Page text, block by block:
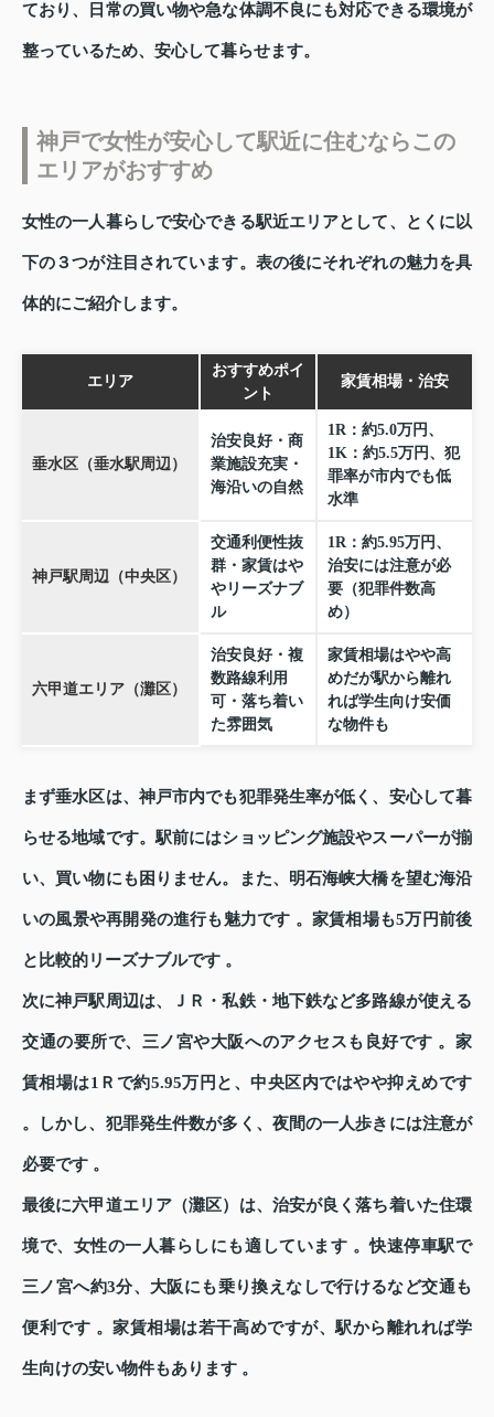
ており、日常の買い物や急な体調不良にも対応できる環境が
整っているため、安心して暮らせます。
神戸で女性が安心して駅近に住むならこの
エリアがおすすめ
女性の一人暮らしで安心できる駅近エリアとして、とくに以
下の３つが注目されています。表の後にそれぞれの魅力を具
体的にご紹介します。
エリア
おすすめポイ
ント
家賃相場・治安
垂水区（垂水駅周辺）
治安良好・商
業施設充実・
海沿いの自然
1R：約5.0万円、
1K：約5.5万円、犯
罪率が市内でも低
水準
神戸駅周辺（中央区）
交通利便性抜
群・家賃はや
やリーズナブ
ル
1R：約5.95万円、
治安には注意が必
要（犯罪件数高
め）
六甲道エリア（灘区）
治安良好・複
数路線利用
可・落ち着い
た雰囲気
家賃相場はやや高
めだが駅から離れ
れば学生向け安価
な物件も
まず垂水区は、神戸市内でも犯罪発生率が低く、安心して暮
らせる地域です。駅前にはショッピング施設やスーパーが揃
い、買い物にも困りません。また、明石海峡大橋を望む海沿
いの風景や再開発の進行も魅力です 。家賃相場も5万円前後
と比較的リーズナブルです 。
次に神戸駅周辺は、ＪＲ・私鉄・地下鉄など多路線が使える
交通の要所で、三ノ宮や大阪へのアクセスも良好です 。家
賃相場は1Ｒで約5.95万円と、中央区内ではやや抑えめです
。しかし、犯罪発生件数が多く、夜間の一人歩きには注意が
必要です 。
最後に六甲道エリア（灘区）は、治安が良く落ち着いた住環
境で、女性の一人暮らしにも適しています 。快速停車駅で
三ノ宮へ約3分、大阪にも乗り換えなしで行けるなど交通も
便利です 。家賃相場は若干高めですが、駅から離れれば学
生向けの安い物件もあります 。